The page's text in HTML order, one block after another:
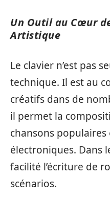
Un Outil au Cœur
Artistique
Le clavier n’est pas
technique. Il est au
créatifs dans de
il permet la
chansons
électroniques. Dans
facilité l’écriture de
scénarios.